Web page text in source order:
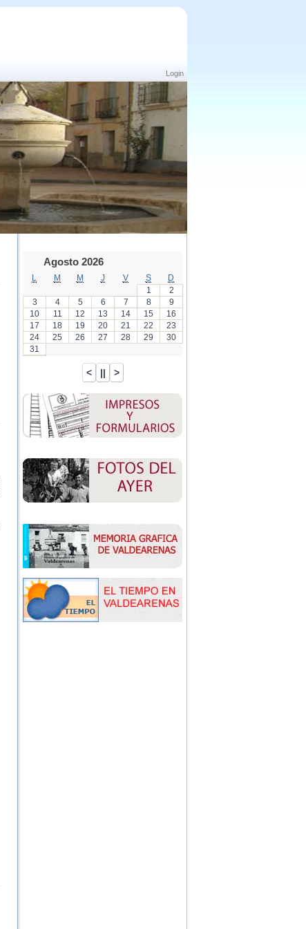
Login
Agosto 2026
M M J V S
D
1
2
3
4 5 6 7 8
9
10
11 12 13 14 15
16
17
18 19 20 21 22
23
24
25 26 27 28 29
30
31